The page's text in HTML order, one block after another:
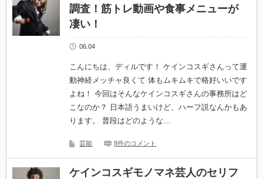
調査！筋トレ動画や食事メニューが
凄い！
06.04
こんにちは、ディルです！ ケインコスギさんって運
動神経メッチャ良くて 体もムキムキで格好いいです
よね！ 今回はそんなケインコスギさんの事務所はど
こなのか？ 日本語うまいけど、ハーフ説なんかもあ
ります。 普段はどのような…
芸能 8件のコメント
ケインコスギモノマネ芸人のセリフ